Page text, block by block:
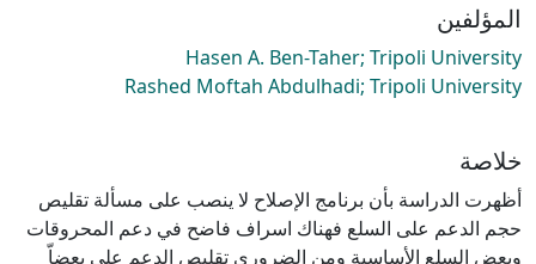
المؤلفين
Hasen A. Ben-Taher; Tripoli University
Rashed Moftah Abdulhadi; Tripoli University
خلاصة
أظهرت الدراسة بأن برنامج الإصلاح لا ينصب على مسألة تقليص
حجم الدعم على السلع فهناك اسراف فاضح في دعم المحروقات
وبعض السلع الأساسية ومن الضروري تقليص الدعم على بعضاّ